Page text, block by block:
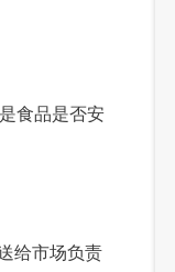
食品是否安
给市场负责